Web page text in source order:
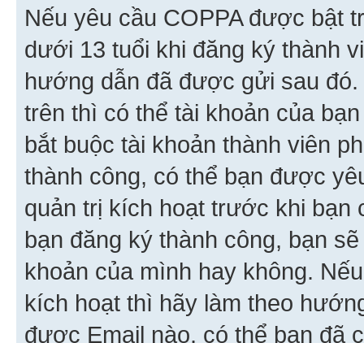
Nếu yêu cầu COPPA được bật
dưới 13 tuổi khi đăng ký thành
hướng dẫn đã được gửi sau
trên thì có thể tài khoản của
bắt buộc tài khoản thành viên
thành công, có thể bạn được
quản trị kích hoạt trước khi bạn
bạn đăng ký thành công, bạn
khoản của mình hay không.
kích hoạt thì hãy làm theo
được Email nào, có thể bạn đã